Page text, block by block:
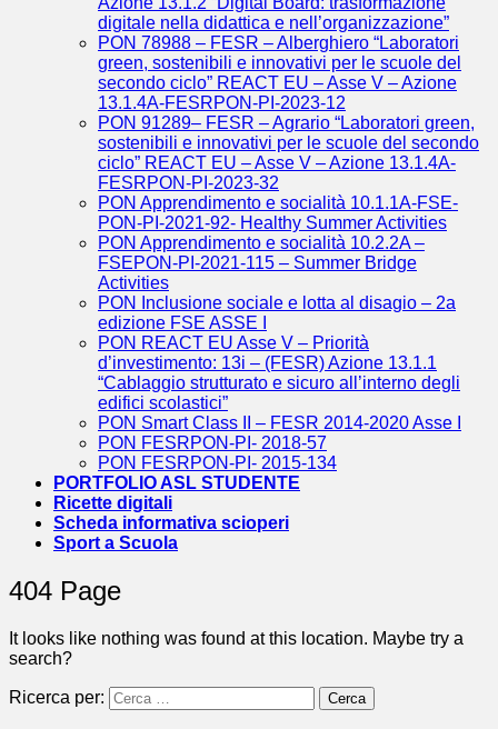
digitale nella didattica e nell’organizzazione”
PON 78988 – FESR – Alberghiero “Laboratori
green, sostenibili e innovativi per le scuole del
secondo ciclo” REACT EU – Asse V – Azione
13.1.4A-FESRPON-PI-2023-12
PON 91289– FESR – Agrario “Laboratori green,
sostenibili e innovativi per le scuole del secondo
ciclo” REACT EU – Asse V – Azione 13.1.4A-
FESRPON-PI-2023-32
PON Apprendimento e socialità 10.1.1A-FSE-
PON-PI-2021-92- Healthy Summer Activities
PON Apprendimento e socialità 10.2.2A –
FSEPON-PI-2021-115 – Summer Bridge
Activities
PON Inclusione sociale e lotta al disagio – 2a
edizione FSE ASSE I
PON REACT EU Asse V – Priorità
d’investimento: 13i – (FESR) Azione 13.1.1
“Cablaggio strutturato e sicuro all’interno degli
edifici scolastici”
PON Smart Class II – FESR 2014-2020 Asse I
PON FESRPON-PI- 2018-57
PON FESRPON-PI- 2015-134
PORTFOLIO ASL STUDENTE
Ricette digitali
Scheda informativa scioperi
Sport a Scuola
404 Page
It looks like nothing was found at this location. Maybe try a
search?
Ricerca per: